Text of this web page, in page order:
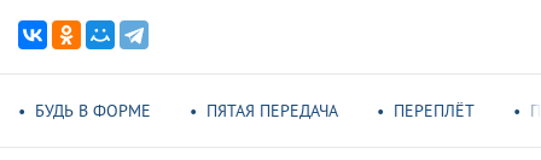
БУДЬ В ФОРМЕ ПЯТАЯ ПЕРЕДАЧА ПЕРЕПЛЁТ